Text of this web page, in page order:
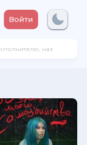
Войти